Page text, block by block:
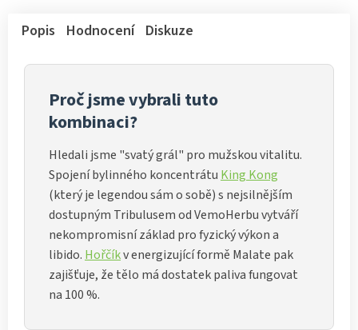
Popis Hodnocení Diskuze
Proč jsme vybrali tuto
kombinaci?
Hledali jsme "svatý grál" pro mužskou vitalitu.
Spojení bylinného koncentrátuKing Kong
(který je legendou sám o sobě) s nejsilnějším
dostupným Tribulusem od VemoHerbu vytváří
nekompromisní základ pro fyzický výkon a
libido.Hořčíkv energizující formě Malate pak
zajišťuje, že tělo má dostatek paliva fungovat
na 100 %.